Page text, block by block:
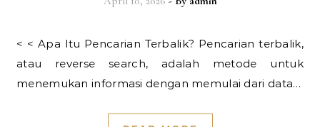
< < Apa Itu Pencarian Terbalik? Pencarian terbalik,
atau reverse search, adalah metode untuk
menemukan informasi dengan memulai dari data…